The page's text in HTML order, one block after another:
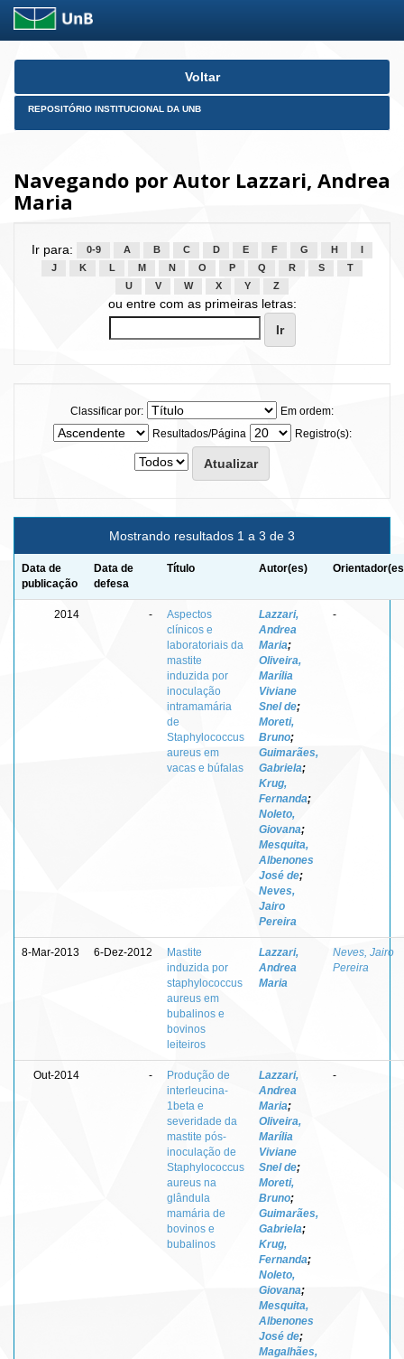
Skip
Voltar
REPOSITÓRIO INSTITUCIONAL DA UNB
Navegando por Autor Lazzari, Andrea
Maria
Ir para: 0-9 A B C D E F G H
J
K L M N O P Q R S
T
U
V W X Y Z
ou entre com as primeiras letras:
Classificar por:
Em ordem:
Resultados/Página
Registro(s):
Mostrando resultados 1 a 3 de 3
Data de
publicação
Data de
defesa
Título Autor(es)
2014 -
Aspectos
clínicos e
laboratoriais da
mastite
induzida por
inoculação
intramamária
de
Staphylococcus
aureus em
vacas e búfalas
Lazzari,
Andrea
Maria;
Oliveira,
Marília
Viviane
Snel de;
Moreti,
Bruno;
Guimarães,
Gabriela;
Krug,
Fernanda;
Noleto,
Giovana;
Mesquita,
Albenones
José de;
Neves,
Jairo
Pereira
-
8-Mar-2013 6-Dez-2012
Mastite
induzida por
staphylococcus
aureus em
bubalinos e
bovinos
leiteiros
Lazzari,
Andrea
Maria
Neves, Jairo
Pereira
Out-2014 -
Produção de
interleucina-
1beta e
severidade da
mastite pós-
inoculação de
Staphylococcus
aureus na
glândula
mamária de
bovinos e
bubalinos
Lazzari,
Andrea
Maria;
Oliveira,
Marília
Viviane
Snel de;
Moreti,
Bruno;
Guimarães,
Gabriela;
Krug,
Fernanda;
Noleto,
Giovana;
Mesquita,
Albenones
José de;
Magalhães,
-